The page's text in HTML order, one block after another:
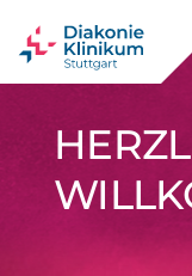
Karriere im
freuen uns